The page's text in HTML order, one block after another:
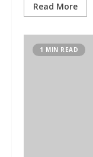
Read More
1 MIN READ